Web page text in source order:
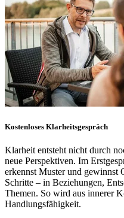
Kostenloses Klarheitsgespräch
Klarheit entsteht nicht durch
neue Perspektiven. Im
erkennst Muster und gewinnst
Schritte – in Beziehungen,
Themen. So wird aus innerer
Handlungsfähigkeit.